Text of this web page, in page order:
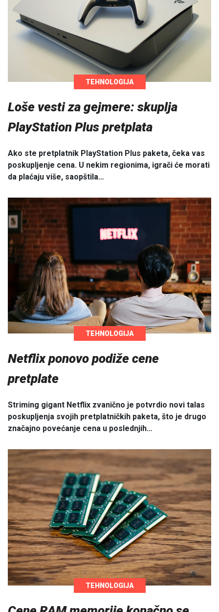
TEHNOLOGIJA
Loše vesti za gejmere: skuplja
PlayStation Plus pretplata
Ako ste pretplatnik PlayStation Plus paketa, čeka vas
poskupljenje cena. U nekim regionima, igrači će morati
da plaćaju više, saopštila…
TEHNOLOGIJA
Netflix ponovo podiže cene
pretplate
Striming gigant Netflix zvanično je potvrdio novi talas
poskupljenja svojih pretplatničkih paketa, što je drugo
značajno povećanje cena u poslednjih…
TEHNOLOGIJA